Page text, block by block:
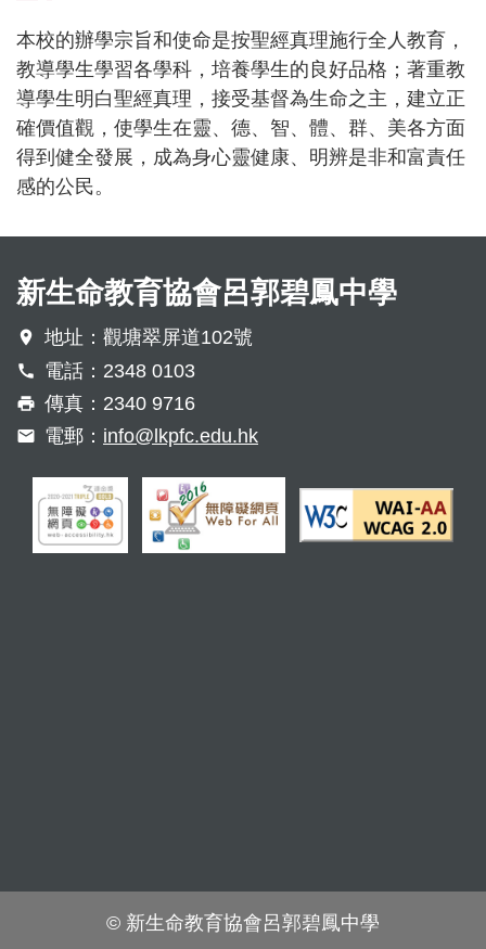
結
本校的辦學宗旨和使命是按聖經真理施行全人教育，
教導學生學習各學科，培養學生的良好品格；著重教
導學生明白聖經真理，接受基督為生命之主，建立正
確價值觀，使學生在靈、德、智、體、群、美各方面
得到健全發展，成為身心靈健康、明辨是非和富責任
感的公民。
新生命教育協會呂郭碧鳳中學
地址：觀塘翠屏道102號
電話：2348 0103
傳真：2340 9716
電郵： info@lkpfc.edu.hk
© 新生命教育協會呂郭碧鳳中學